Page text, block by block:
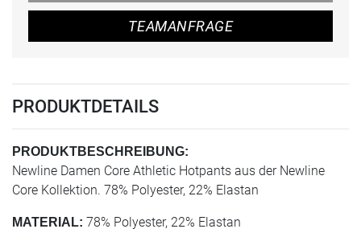
TEAMANFRAGE
PRODUKTDETAILS
PRODUKTBESCHREIBUNG:
Newline Damen Core Athletic Hotpants aus der Newline
Core Kollektion. 78% Polyester, 22% Elastan
MATERIAL: 78% Polyester, 22% Elastan